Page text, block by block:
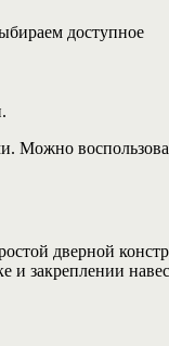
Можно
дверной
и закреплении